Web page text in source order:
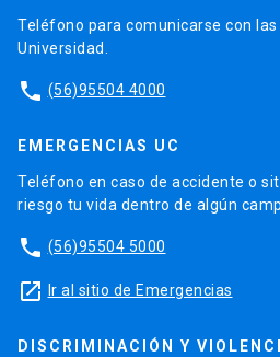
Teléfono para comunicarse con
Universidad.
phone (56)95504 4000
EMERGENCIAS UC
Teléfono en caso de accidente o
riesgo tu vida dentro de algún
phone (56)95504 5000
launch Ir al sitio de Emergencias
DISCRIMINACIÓN Y